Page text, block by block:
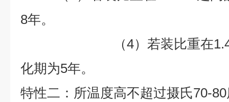
8年。
（4）若装比重在1.4以
化期为5年。
特性二：所温度高不超过摄氏70-